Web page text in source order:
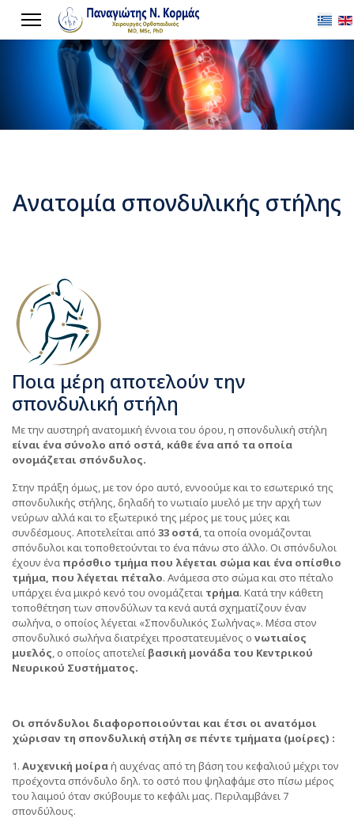
Ανατομία σπονδυλικής στήλης
Ποια μέρη αποτελούν την
σπονδυλική στήλη
Με την αυστηρή ανατομική έννοια του όρου, η σπονδυλική στήλη
είναι ένα σύνολο από οστά, κάθε ένα από τα οποία
ονομάζεται σπόνδυλος.
Στην πράξη όμως, με τον όρο αυτό, εννοούμε και το εσωτερικό της
σπονδυλικής στήλης, δηλαδή το νωτιαίο μυελό με την αρχή των
νεύρων αλλά και το εξωτερικό της μέρος με τους μύες και
συνδέσμους. Αποτελείται από 33 οστά, τα οποία ονομάζονται
σπόνδυλοι και τοποθετούνται το ένα πάνω στο άλλο. Οι σπόνδυλοι
έχουν ένα πρόσθιο τμήμα που λέγεται σώμα και ένα οπίσθιο
τμήμα, που λέγεται πέταλο. Ανάμεσα στο σώμα και στο πέταλο
υπάρχει ένα μικρό κενό του ονομάζεται τρήμα. Κατά την κάθετη
τοποθέτηση των σπονδύλων τα κενά αυτά σχηματίζουν έναν
σωλήνα, ο οποίος λέγεται «Σπονδυλικός Σωλήνας». Μέσα στον
σπονδυλικό σωλήνα διατρέχει προστατευμένος ο νωτιαίος
μυελός, ο οποίος αποτελεί βασική μονάδα του Κεντρικού
Νευρικού Συστήματος.
Οι σπόνδυλοι διαφοροποιούνται και έτσι οι ανατόμοι
χώρισαν τη σπονδυλική στήλη σε πέντε τμήματα (μοίρες) :
1. Αυχενική μοίραή αυχένας από τη βάση του κεφαλιού μέχρι τον
προέχοντα σπόνδυλο δηλ. το οστό που ψηλαφάμε στο πίσω μέρος
του λαιμού όταν σκύβουμε το κεφάλι μας. Περιλαμβάνει 7
σπονδύλους.